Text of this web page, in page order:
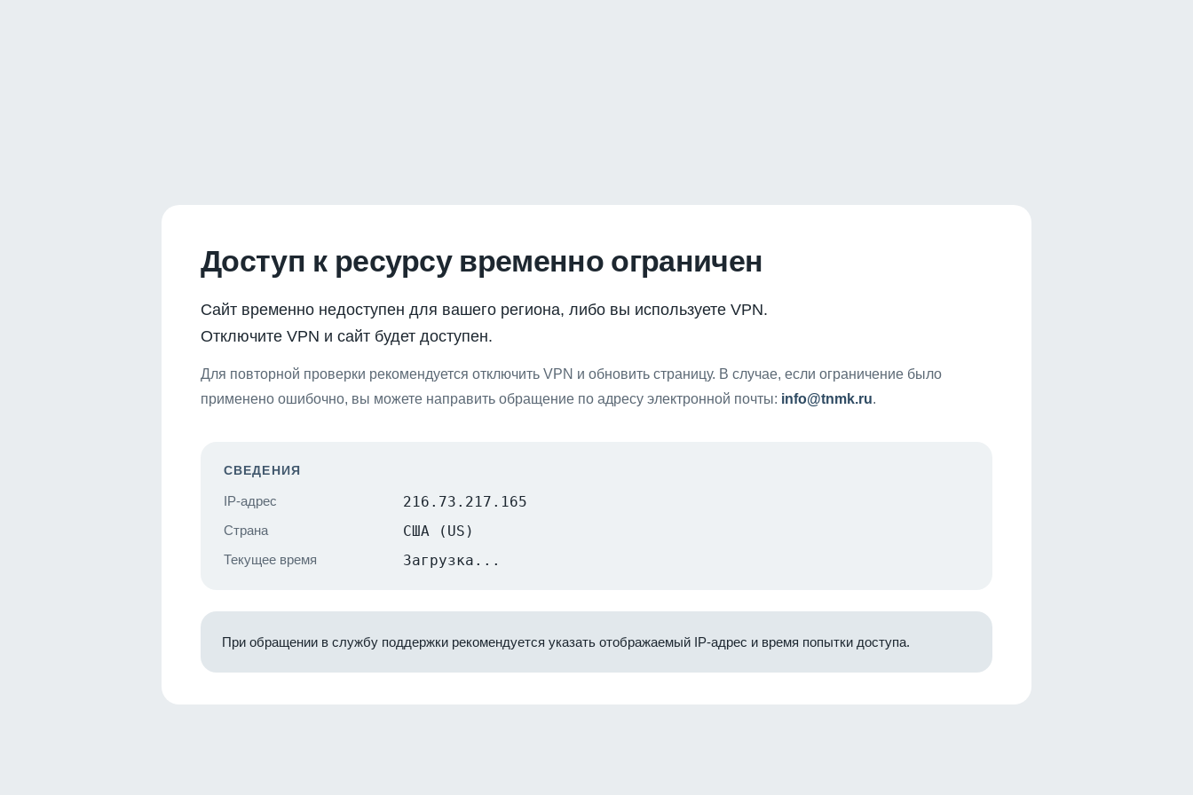
Доступ к ресурсу временно ограничен
Сайт временно недоступен для вашего региона, либо вы используете VPN.
Отключите VPN и сайт будет доступен.
Для повторной проверки рекомендуется отключить VPN и обновить страницу. В случае, если ограничение было
применено ошибочно, вы можете направить обращение по адресу электронной почты: info@tnmk.ru.
СВЕДЕНИЯ
IP-адрес 216.73.217.165
Страна США (US)
Текущее время Загрузка...
При обращении в службу поддержки рекомендуется указать отображаемый IP-адрес и время попытки доступа.